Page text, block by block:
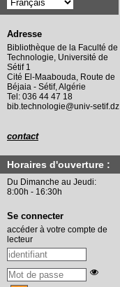
Adresse
Bibliothèque de la Faculté de
Technologie, Université de
Sétif 1
Cité El-Maabouda, Route de
Béjaia - Sétif, Algérie
Tel: 036 44 47 18
bib.technologie@univ-setif.dz
contact
Horaires d'ouverture :
Du Dimanche au Jeudi:
8:00h - 16:30h
Se connecter
accéder à votre compte de
lecteur